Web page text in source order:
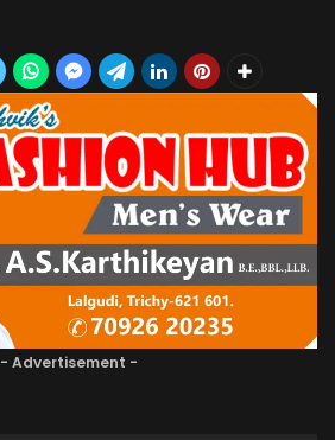
- Advertisement -